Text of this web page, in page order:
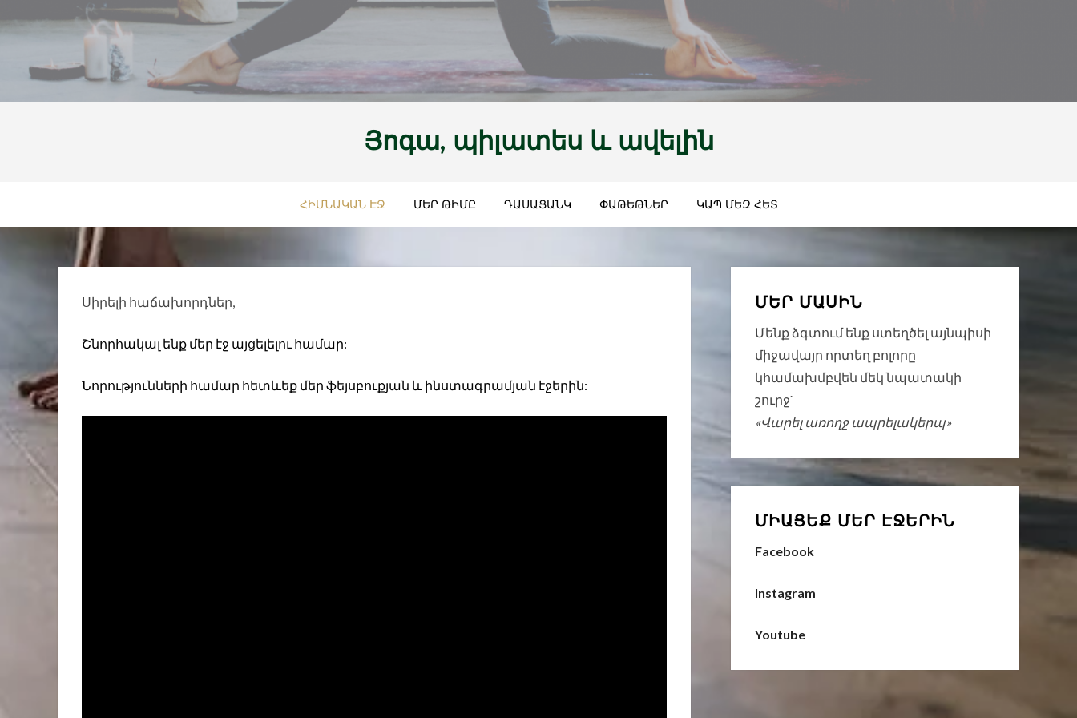
Յոգա, պիլատես և ավելին
ՀԻՄՆԱԿԱՆ ԷՋ ՄԵՐ ԹԻՄԸ ԴԱՍԱՑԱՆԿ ՓԱԹԵԹՆԵՐ ԿԱՊ ՄԵԶ ՀԵՏ
Սիրելի հաճախորդներ,
Շնորհակալ ենք մեր էջ այցելելու համար:
Նորությունների համար հետևեք մեր ֆեյսբուքյան և ինստագրամյան էջերին:
ՄԵՐ ՄԱՍԻՆ
Մենք ձգտում ենք ստեղծել այնպիսի
միջավայր որտեղ բոլորը
կհամախմբվեն մեկ նպատակի
շուրջ`
«Վարել առողջ ապրելակերպ»
ՄԻԱՑԵՔ ՄԵՐ ԷՋԵՐԻՆ
Facebook
Instagram
Youtube